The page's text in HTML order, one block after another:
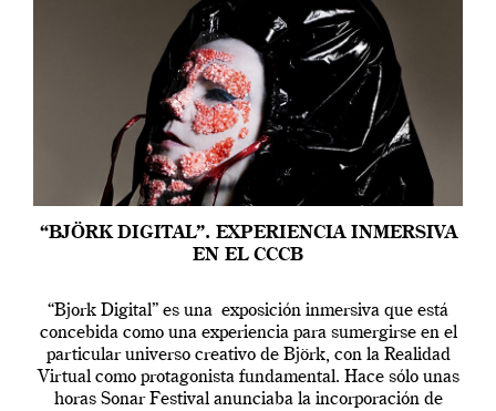
“BJÖRK DIGITAL”. EXPERIENCIA INMERSIVA
EN EL CCCB
“Bjork Digital” es una exposición inmersiva que está
concebida como una experiencia para sumergirse en el
particular universo creativo de Björk, con la Realidad
Virtual como protagonista fundamental. Hace sólo unas
horas Sonar Festival anunciaba la incorporación de